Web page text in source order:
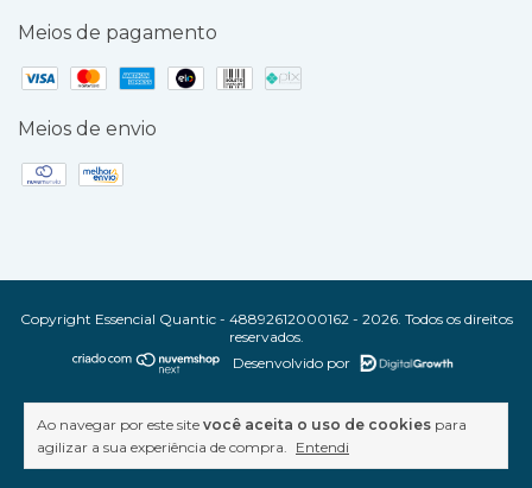
Ao navegar por este site você aceita o uso de cookies para
agilizar a sua experiência de compra. Entendi
Meios de pagamento
Meios de envio
Copyright Essencial Quantic - 48892612000162 - 2026. Todos os direitos
reservados.
Desenvolvido por